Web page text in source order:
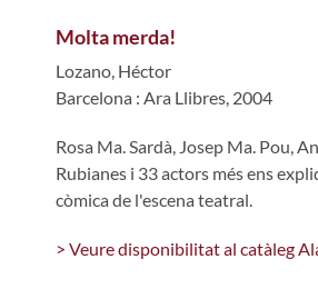
Molta merda!
Lozano, Héctor
Barcelona : Ara Llibres, 2004
Rosa Ma. Sardà, Josep Ma. Pou,
Rubianes i 33 actors més ens
còmica de l'escena teatral.
> Veure disponibilitat al catàleg